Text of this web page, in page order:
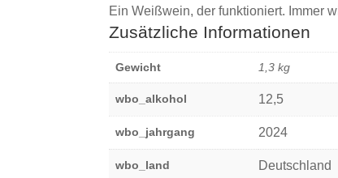
Ein Weißwein, der funktioniert. Immer
Zusätzliche Informationen
Gewicht 1,3 kg
wbo_alkohol 12,5
wbo_jahrgang 2024
wbo_land Deutschland